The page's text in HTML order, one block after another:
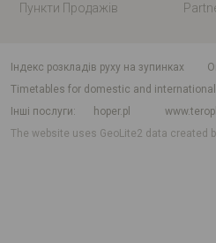
Пункти Продажів
індекс розкладів руху на зупинках
Timetables for domestic and
Інші послуги
hoper.pl
The website uses GeoLite2 data created